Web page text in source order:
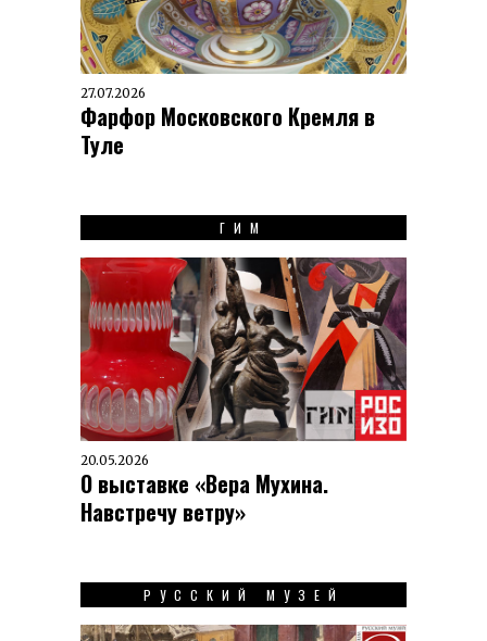
27.07.2026
Фарфор Московского Кремля в
Туле
ГИМ
20.05.2026
О выставке «Вера Мухина.
Навстречу ветру»
РУССКИЙ МУЗЕЙ